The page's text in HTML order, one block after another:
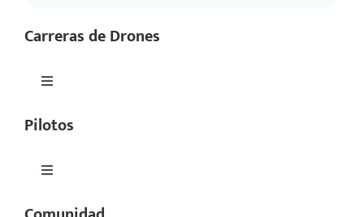
Carreras de Drones
Toggle
México Drone Nationals
Copa Latino
Pilotos
Toggle
Perfiles